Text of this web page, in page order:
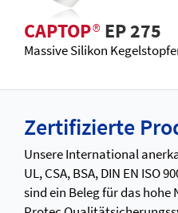
CAPTOP®EP 275
Massive Silikon
Zertifizierte
Unsere International
UL, CSA, BSA, DIN EN ISO
sind ein Beleg für das hohe